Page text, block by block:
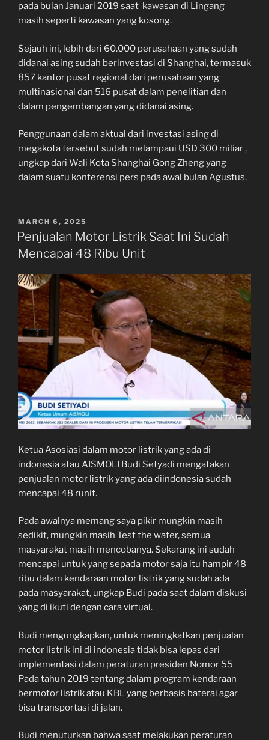
pada bulan Januari 2019 saat kawasan di Lingang
masih seperti kawasan yang kosong.
Sejauh ini, lebih dari 60.000 perusahaan yang sudah
didanai asing sudah berinvestasi di Shanghai, termasuk
857 kantor pusat regional dari perusahaan yang
multinasional dan 516 pusat dalam penelitian dan
dalam pengembangan yang didanai asing.
Penggunaan dalam aktual dari investasi asing di
megakota tersebut sudah melampaui USD 300 miliar ,
ungkap dari Wali Kota Shanghai Gong Zheng yang
dalam suatu konferensi pers pada awal bulan Agustus.
POSTED
ON
MARCH 6, 2025
Penjualan Motor Listrik Saat Ini Sudah
Mencapai 48 Ribu Unit
Ketua Asosiasi dalam motor listrik yang ada di
indonesia atau AISMOLI Budi Setyadi mengatakan
penjualan motor listrik yang ada diindonesia sudah
mencapai 48 runit.
Pada awalnya memang saya pikir mungkin masih
sedikit, mungkin masih Test the water, semua
masyarakat masih mencobanya. Sekarang ini sudah
mencapai untuk yang sepada motor saja itu hampir 48
ribu dalam kendaraan motor listrik yang sudah ada
pada masyarakat, ungkap Budi pada saat dalam diskusi
yang di ikuti dengan cara virtual.
Budi mengungkapkan, untuk meningkatkan penjualan
motor listrik ini di indonesia tidak bisa lepas dari
implementasi dalam peraturan presiden Nomor 55
Pada tahun 2019 tentang dalam program kendaraan
bermotor listrik atau KBL yang berbasis baterai agar
bisa transportasi di jalan.
Budi menuturkan bahwa saat melakukan peraturan